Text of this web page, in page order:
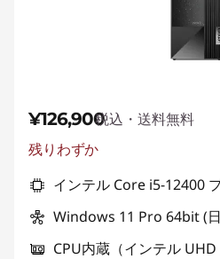
¥126,900税込・送料無料
残りわずか
インテル Core i5-12400
Windows 11 Pro 64bit (
CPU内蔵（インテル UHD